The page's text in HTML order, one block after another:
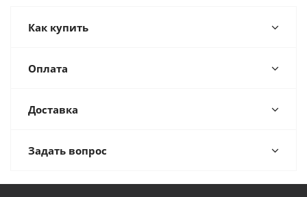
Как купить
Оплата
Доставка
Задать вопрос